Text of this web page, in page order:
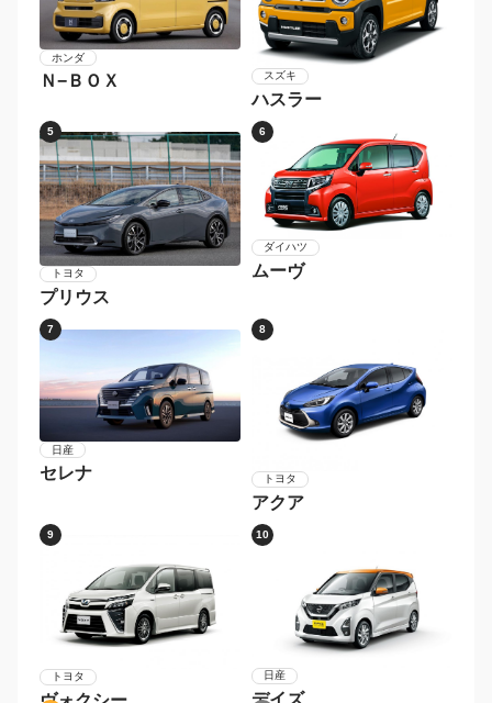
2018年〜2019年 〜2017年
メーカー別 人気車種
1
ダイハツ
タント
2
ホンダ
Ｎ−ＢＯＸカスタム
3
ホンダ